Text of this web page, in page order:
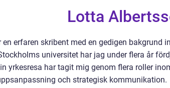
Lotta
erfaren skribent med en gedigen
universitet har jag under flera år
yrkesresa har tagit mig genom flera roller
och strategisk kommunikation.